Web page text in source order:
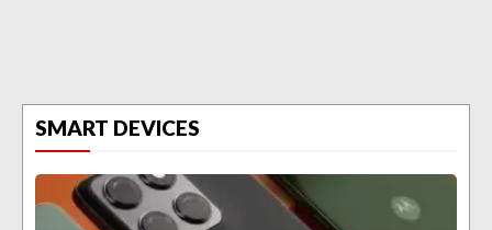
SMART DEVICES